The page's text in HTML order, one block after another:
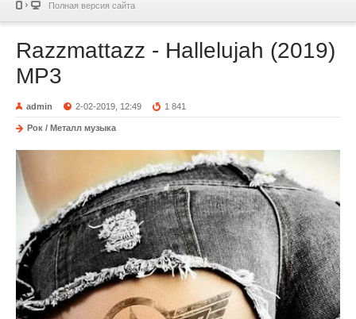
Полная версия сайта
Razzmattazz - Hallelujah (2019)
MP3
admin 2-02-2019, 12:49 1 841
Рок / Металл музыка